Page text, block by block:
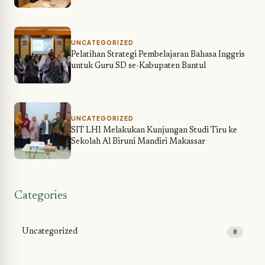
UNCATEGORIZED
Pelatihan Strategi Pembelajaran Bahasa Inggris
untuk Guru SD se-Kabupaten Bantul
UNCATEGORIZED
SIT LHI Melakukan Kunjungan Studi Tiru ke
Sekolah Al Biruni Mandiri Makassar
Categories
Uncategorized 8